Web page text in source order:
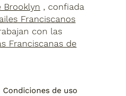
Brooklyn , confiada
Franciscanos
con las
Franciscanas de
Condiciones de uso